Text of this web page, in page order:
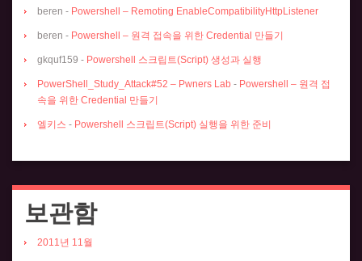
beren - Powershell – Remoting EnableCompatibilityHttpListener
beren - Powershell – 원격 접속을 위한 Credential 만들기
gkquf159 - Powershell 스크립트(Script) 생성과 실행
PowerShell_Study_Attack#52 – Pwners Lab - Powershell – 원격 접
속을 위한 Credential 만들기
엘키스 - Powershell 스크립트(Script) 실행을 위한 준비
보관함
2011년 11월